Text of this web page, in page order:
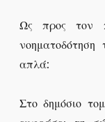
Ως προς τον
απλά:
Στο δημόσιο